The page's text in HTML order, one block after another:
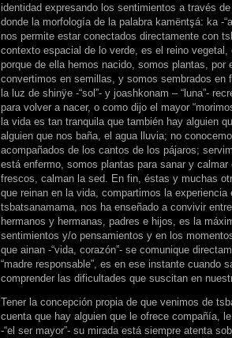
identidad expresando los sentimientos a través
donde la morfología de la palabra kamëntşá: ka -
nos permite estar conectados directamente con
contexto espacial de lo verde, es el reino vegetal,
porque de ella hemos nacido, somos plantas, por
convertimos en semillas, y somos sembrados en
la luz de shinÿe -“sol”- y joashkonam – “luna”-
para volver a nacer, o como dijo el mayor
la vida es tan tranquila que también hay alguien
alguien que nos baña, el agua lluvia; no
acompañados de los cantos de los pájaros;
está enfermo, somos plantas para sanar y
frescos, calman la sed. En fin, éstas y muchas
que reinan en la vida, compartimos la
tsbatsanamama, nos ha enseñado a convivir
hermanos y hermanas, padres e hijos, es la
sentimientos y/o pensamientos y en los
que ainan -“vida, corazón”- se comunique
“madre responsable”, es en ese instante cuando
comprender las dificultades que suscitan en
Tener la concepción propia de que venimos de
cuenta que hay alguien que le ofrece compañía,
-“el ser mayor”- su mirada está siempre atenta